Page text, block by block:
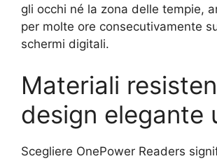
gli occhi né la zona delle tempie,
per molte ore consecutivamente
schermi digitali.
Materiali
design elegante
Scegliere OnePower Readers